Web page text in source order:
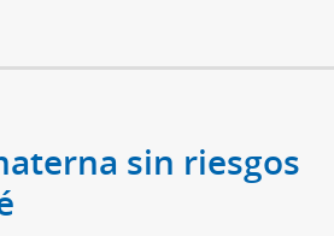
sin riesgos